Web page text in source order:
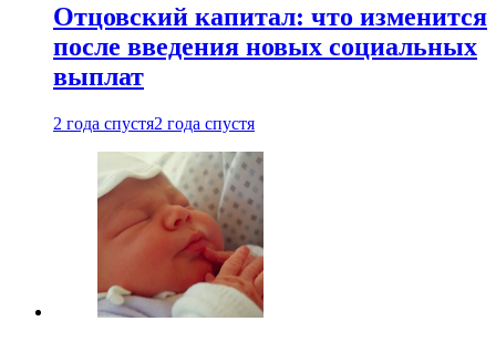
Отцовский капитал: что изменится
после введения новых социальных
выплат
2 года спустя2 года спустя